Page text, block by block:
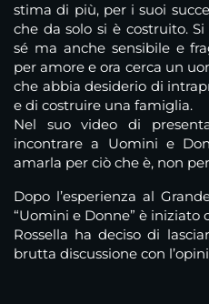
stima di più, per i suoi
che da solo si è costruito.
sé ma anche sensibile e
per amore e ora cerca un
che abbia desiderio di
e di costruire una famiglia.
Nel suovideo di
incontrare a Uomini e
amarla per ciò che è, non
Dopo l’esperienza al
“Uomini e Donne” è iniziato
Rossella ha deciso di
brutta discussione con